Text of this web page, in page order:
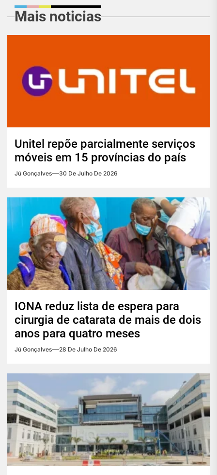
Mais noticias
Unitel repõe parcialmente serviços
móveis em 15 províncias do país
Jú Gonçalves 30 De Julho De 2026
IONA reduz lista de espera para
cirurgia de catarata de mais de dois
anos para quatro meses
Jú Gonçalves 28 De Julho De 2026